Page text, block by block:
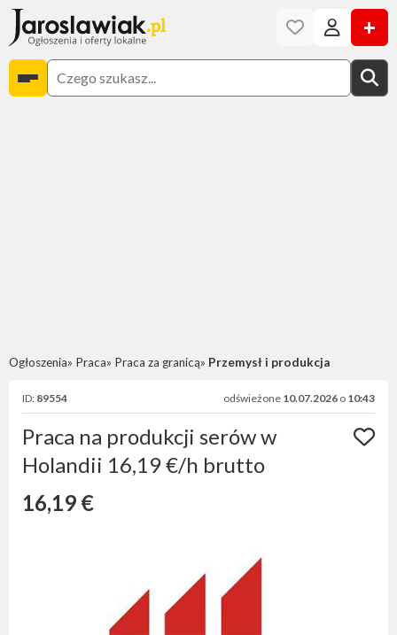
+
Ogłoszenia Praca Praca za granicą Przemysł i produkcja
ID: 89554 odświeżone 10.07.2026 o 10:43
Praca na produkcji serów w
Holandii 16,19 €/h brutto
16,19 €